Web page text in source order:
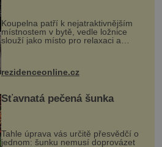
Koupelna patří k nejatraktivnějším
místnostem v bytě, vedle ložnice
slouží jako místo pro relaxaci a
odpočinek. Koupelnový textil –
ručníky, osušky a koberečky –
mohou jako mávnutím kouzelného
proutku...
rezidenceonline.cz
Šťavnatá pečená šunka
Tahle úprava vás určitě přesvědčí o
jednom: šunku nemusí doprovázet